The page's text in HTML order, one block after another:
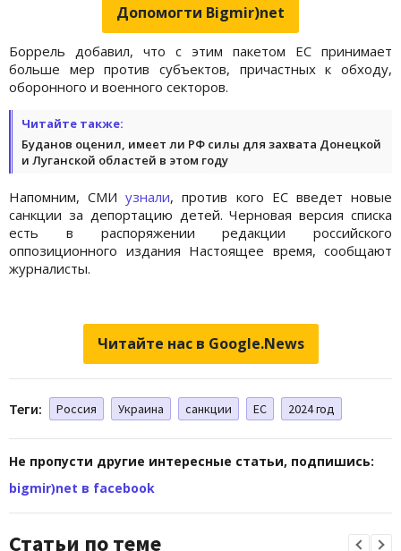
Допомогти Bigmir)net
Боррель добавил, что с этим пакетом ЕС принимает
больше мер против субъектов, причастных к обходу,
оборонного и военного секторов.
Читайте также:
Буданов оценил, имеет ли РФ силы для захвата Донецкой
и Луганской областей в этом году
Напомним, СМИузнали, против кого ЕС введет новые
санкции за депортацию детей. Черновая версия списка
есть в распоряжении редакции российского
оппозиционного издания Настоящее время, сообщают
журналисты.
Читайте нас в Google.News
Теги: Россия Украина санкции ЕС 2024 год
Не пропусти другие интересные статьи, подпишись:
bigmir)net в facebook
Статьи по теме